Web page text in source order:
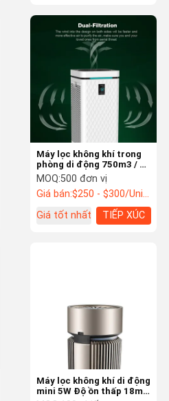
Liên hệ chún
g tôi
Máy lọc không khí trong
phòng di động 750m3 / H
CADR với bộ lọc kép Wifi
75W HEPA
MOQ:500 đơn vị
Giá bán:$250 - $300/Units
Giá tốt nhất
TIẾP XÚC
Máy lọc không khí di động
mini 5W Độ ồn thấp 18m3